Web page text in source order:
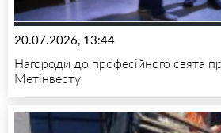
20.07.2026, 13:44
Нагороди до професійного свята
Метінвесту